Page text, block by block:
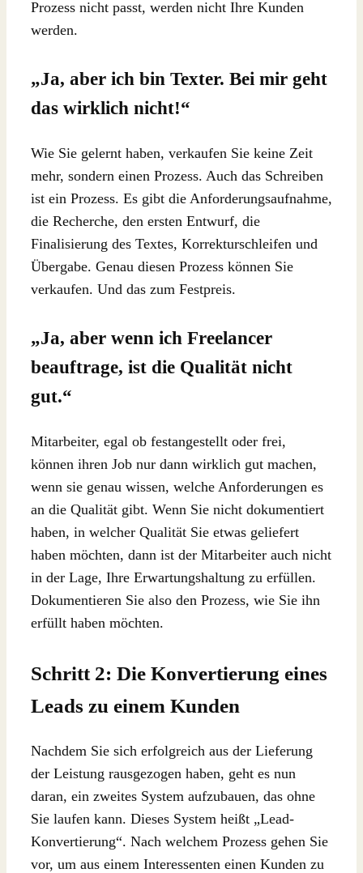
Prozess nicht passt, werden nicht Ihre Kunden
werden.
„Ja, aber ich bin Texter. Bei mir geht
das wirklich nicht!“
Wie Sie gelernt haben, verkaufen Sie keine Zeit
mehr, sondern einen Prozess. Auch das Schreiben
ist ein Prozess. Es gibt die Anforderungsaufnahme,
die Recherche, den ersten Entwurf, die
Finalisierung des Textes, Korrekturschleifen und
Übergabe. Genau diesen Prozess können Sie
verkaufen. Und das zum Festpreis.
„Ja, aber wenn ich Freelancer
beauftrage, ist die Qualität nicht
gut.“
Mitarbeiter, egal ob festangestellt oder frei,
können ihren Job nur dann wirklich gut machen,
wenn sie genau wissen, welche Anforderungen es
an die Qualität gibt. Wenn Sie nicht dokumentiert
haben, in welcher Qualität Sie etwas geliefert
haben möchten, dann ist der Mitarbeiter auch nicht
in der Lage, Ihre Erwartungshaltung zu erfüllen.
Dokumentieren Sie also den Prozess, wie Sie ihn
erfüllt haben möchten.
Schritt 2: Die Konvertierung eines
Leads zu einem Kunden
Nachdem Sie sich erfolgreich aus der Lieferung
der Leistung rausgezogen haben, geht es nun
daran, ein zweites System aufzubauen, das ohne
Sie laufen kann. Dieses System heißt „Lead-
Konvertierung“. Nach welchem Prozess gehen Sie
vor, um aus einem Interessenten einen Kunden zu